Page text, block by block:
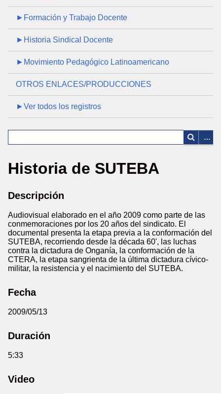
►Formación y Trabajo Docente
►Historia Sindical Docente
►Movimiento Pedagógico Latinoamericano
OTROS ENLACES/PRODUCCIONES
►Ver todos los registros
Historia de SUTEBA
Descripción
Audiovisual elaborado en el año 2009 como parte de las
conmemoraciones por los 20 años del sindicato. El
documental presenta la etapa previa a la conformación del
SUTEBA, recorriendo desde la década 60', las luchas
contra la dictadura de Onganía, la conformación de la
CTERA, la etapa sangrienta de la última dictadura cívico-
militar, la resistencia y el nacimiento del SUTEBA.
Fecha
2009/05/13
Duración
5:33
Video